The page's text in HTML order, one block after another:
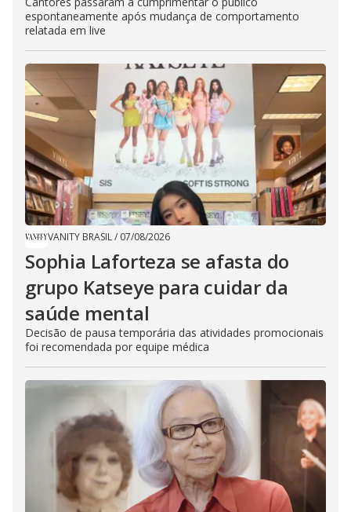
espontaneamente após mudança de comportamento
relatada em live
VANITY BRASIL/ 07/08/2026
Sophia Laforteza se afasta do
grupo Katseye para cuidar da
saúde mental
Decisão de pausa temporária das atividades promocionais
foi recomendada por equipe médica